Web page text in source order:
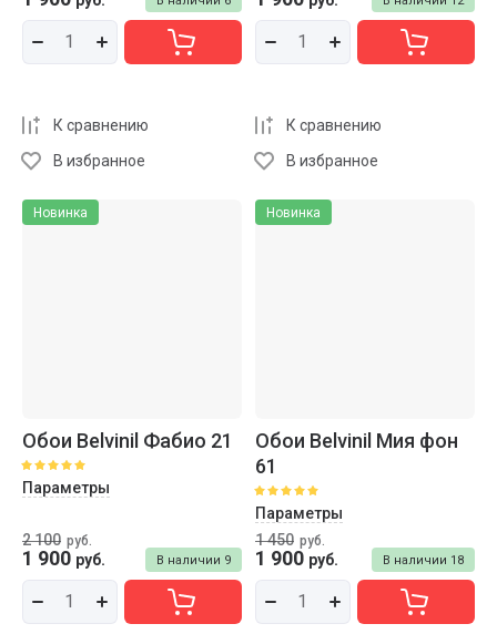
К сравнению
В избранное
К сравнению
В избранное
Новинка
Обои Belvinil Фабио 21
Параметры
В наличии 9
2 100 руб.
1 900 руб.
Новинка
Обои Belvinil Мия фон
61
Параметры
В наличии 18
1 450 руб.
1 900 руб.